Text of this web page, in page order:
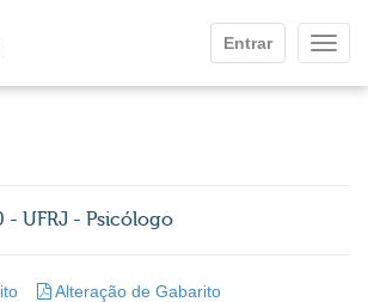
Entrar
- UFRJ - Psicólogo
Alteração de Gabarito